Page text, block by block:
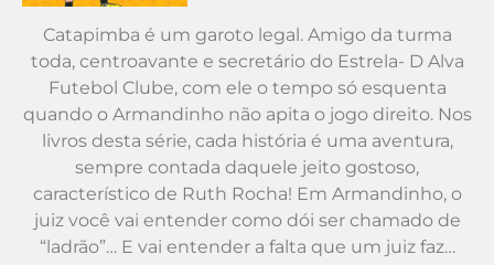
Catapimba é um garoto legal. Amigo da turma
toda, centroavante e secretário do Estrela- D Alva
Futebol Clube, com ele o tempo só esquenta
quando o Armandinho não apita o jogo direito. Nos
livros desta série, cada história é uma aventura,
sempre contada daquele jeito gostoso,
característico de Ruth Rocha! Em Armandinho, o
juiz você vai entender como dói ser chamado de
“ladrão”… E vai entender a falta que um juiz faz…